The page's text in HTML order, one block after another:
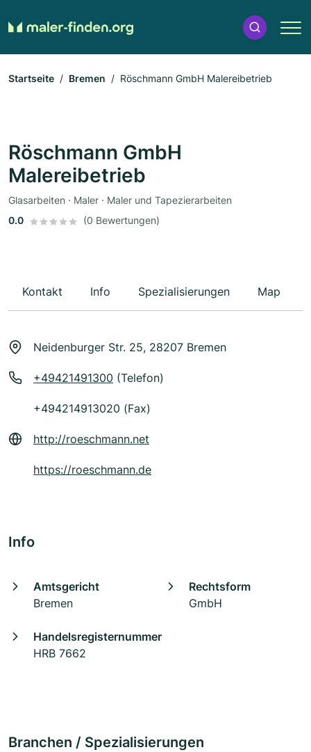
Startseite Bremen Röschmann GmbH Malereibetrieb
Röschmann GmbH
Malereibetrieb
Glasarbeiten · Maler · Maler und Tapezierarbeiten
0.0
(0 Bewertungen)
Kontakt Info Spezialisierungen Map
Neidenburger Str. 25, 28207 Bremen
+49421491300 (Telefon)
+494214913020 (Fax)
http://roeschmann.net
https://roeschmann.de
Info
Amtsgericht
Bremen
Rechtsform
GmbH
Handelsregisternummer
HRB 7662
Branchen / Spezialisierungen